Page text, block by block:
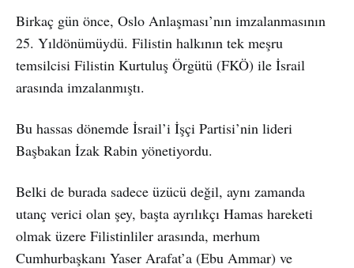
Birkaç gün önce, Oslo Anlaşması’nın imzalanmasının
25. Yıldönümüydü. Filistin halkının tek meşru
temsilcisi Filistin Kurtuluş Örgütü (FKÖ) ile İsrail
arasında imzalanmıştı.
Bu hassas dönemde İsrail’i İşçi Partisi’nin lideri
Başbakan İzak Rabin yönetiyordu.
Belki de burada sadece üzücü değil, aynı zamanda
utanç verici olan şey, başta ayrılıkçı Hamas hareketi
olmak üzere Filistinliler arasında, merhum
Cumhurbaşkanı Yaser Arafat’a (Ebu Ammar) ve